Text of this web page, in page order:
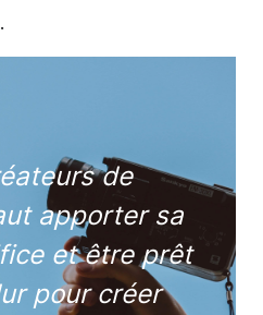
de
apporter sa
et être prêt
pour créer